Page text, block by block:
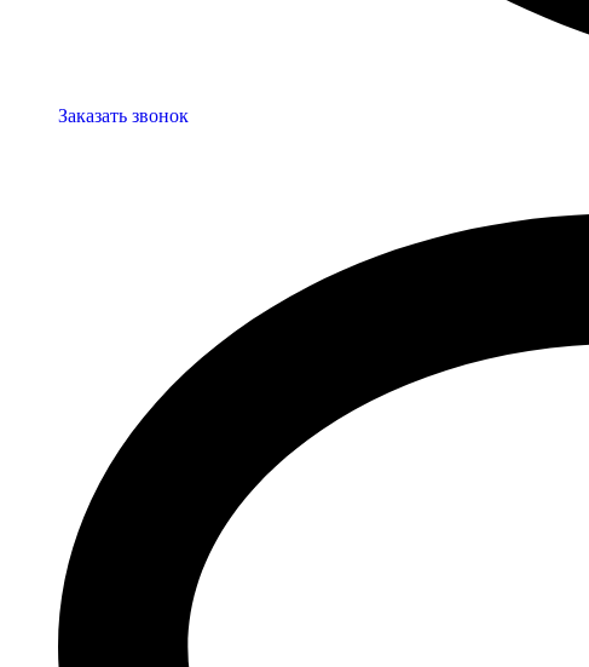
Заказать звонок